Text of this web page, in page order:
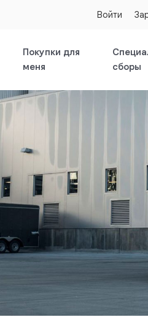
Войти
Покупки для
меня
сборы